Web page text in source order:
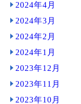
2024年4月
2024年3月
2024年2月
2024年1月
2023年12月
2023年11月
2023年10月